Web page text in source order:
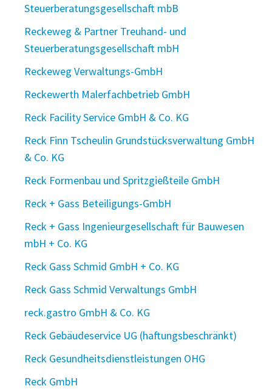
Steuerberatungsgesellschaft mbB
Reckeweg & Partner Treuhand- und
Steuerberatungsgesellschaft mbH
Reckeweg Verwaltungs-GmbH
Reckewerth Malerfachbetrieb GmbH
Reck Facility Service GmbH & Co. KG
Reck Finn Tscheulin Grundstücksverwaltung GmbH
& Co. KG
Reck Formenbau und Spritzgießteile GmbH
Reck + Gass Beteiligungs-GmbH
Reck + Gass Ingenieurgesellschaft für Bauwesen
mbH + Co. KG
Reck Gass Schmid GmbH + Co. KG
Reck Gass Schmid Verwaltungs GmbH
reck.gastro GmbH & Co. KG
Reck Gebäudeservice UG (haftungsbeschränkt)
Reck Gesundheitsdienstleistungen OHG
Reck GmbH